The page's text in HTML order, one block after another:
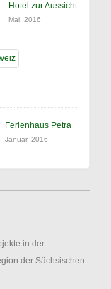
Hotel zur Aussicht
Mai, 2016
Ferienhaus Petra
Januar, 2016
in der
der Sächsischen